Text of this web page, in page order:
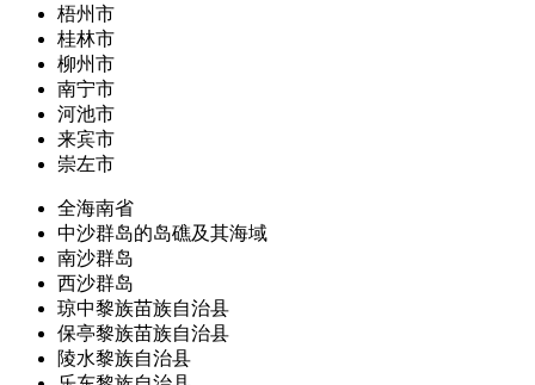
梧州市
桂林市
柳州市
南宁市
河池市
来宾市
崇左市
全海南省
中沙群岛的岛礁及其海域
南沙群岛
西沙群岛
琼中黎族苗族自治县
保亭黎族苗族自治县
陵水黎族自治县